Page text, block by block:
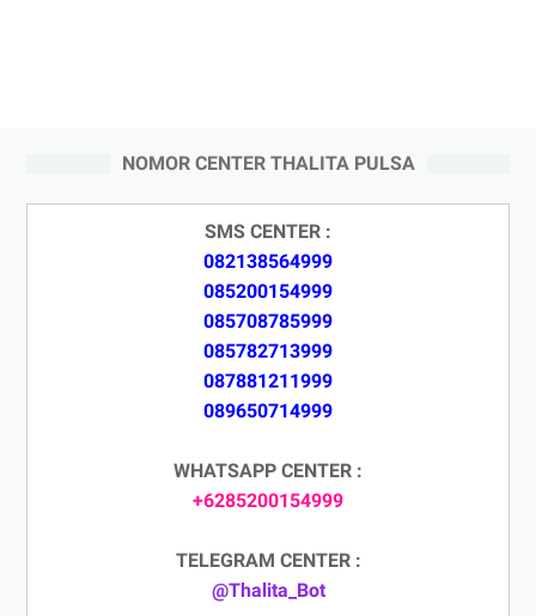
NOMOR CENTER THALITA PULSA
SMS CENTER :
082138564999
085200154999
085708785999
085782713999
087881211999
089650714999
WHATSAPP CENTER :
+6285200154999
TELEGRAM CENTER :
@Thalita_Bot